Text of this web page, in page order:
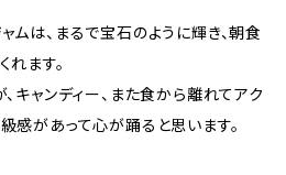
ムは、まるで宝石のように輝き、朝食
ます。
キャンディー、また食から離れてアク
感があって心が踊ると思います。